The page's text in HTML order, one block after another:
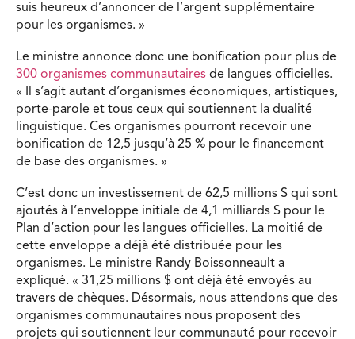
suis heureux d’annoncer de l’argent supplémentaire
pour les organismes. »
Le ministre annonce donc une bonification pour plus de
300 organismes communautaires de langues officielles.
« Il s’agit autant d’organismes économiques, artistiques,
porte-parole et tous ceux qui soutiennent la dualité
linguistique. Ces organismes pourront recevoir une
bonification de 12,5 jusqu’à 25 % pour le financement
de base des organismes. »
C’est donc un investissement de 62,5 millions $ qui sont
ajoutés à l’enveloppe initiale de 4,1 milliards $ pour le
Plan d’action pour les langues officielles. La moitié de
cette enveloppe a déjà été distribuée pour les
organismes. Le ministre Randy Boissonneault a
expliqué. « 31,25 millions $ ont déjà été envoyés au
travers de chèques. Désormais, nous attendons que des
organismes communautaires nous proposent des
projets qui soutiennent leur communauté pour recevoir